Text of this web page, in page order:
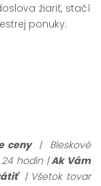
žiariť, stačí
ponuky.
ceny | Bleskové
hodín |Ak Vám
| Všetok tovar